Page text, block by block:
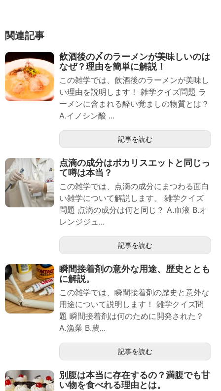
関連記事
飲酒後の〆のラーメンが美味しいのは
なぜ？理由を簡単に解説！
この雑学では、飲酒後のラーメンが美味し
い理由を説明します！ 雑学クイズ問題 ラ
ーメンに含まれる酔い覚ましの物質とは？
A.イノシン酸 ...
記事を読む
点滴の成分はポカリスエットと同じっ
て噂は本当？
この雑学では、点滴の成分にまつわる面白
い雑学について解説します。 雑学クイズ
問題 点滴の成分は何と同じ？ A.血液 B.オ
レンジジュ...
記事を読む
瞬間接着剤の意外な用途、歴史ととも
に解説。
この雑学では、瞬間接着剤の歴史と意外な
用途について説明します！ 雑学クイズ問
題 瞬間接着剤は何のために開発された？
A.漁業 B.農...
記事を読む
別腹は本当に存在するの？満腹でも甘
い物を食べれる理由とは。